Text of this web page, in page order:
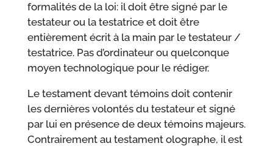
formalités de la loi: il doit être signé par le
testateur ou la testatrice et doit être
entièrement écrit à la main par le testateur /
testatrice. Pas d’ordinateur ou quelconque
moyen technologique pour le rédiger.
Le testament devant témoins doit contenir
les dernières volontés du testateur et signé
par lui en présence de deux témoins majeurs.
Contrairement au testament olographe, il est